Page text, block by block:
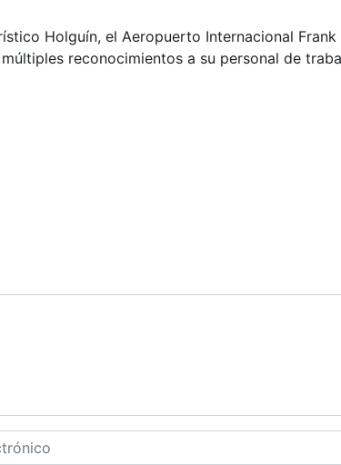
Holguín, el Aeropuerto Internacional
reconocimientos a su personal de